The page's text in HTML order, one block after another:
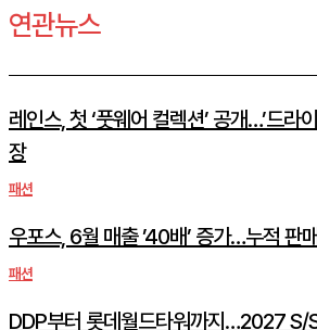
연관뉴스
레인스, 첫 ‘풋웨어 컬렉션’ 공개…’드라
장
패션
우포스, 6월 매출 ’40배’ 증가…누적 판
패션
DDP부터 롯데월드타워까지…2027 S/